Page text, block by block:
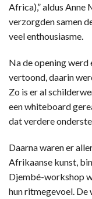
Africa),” aldus Anne
verzorgden samen
veel enthousiasme.
Na de opening werd
vertoond, daarin
Zo is er al
een whiteboard
dat verdere
Daarna waren er
Afrikaanse kunst,
Djembé-workshop
hun ritmegevoel.